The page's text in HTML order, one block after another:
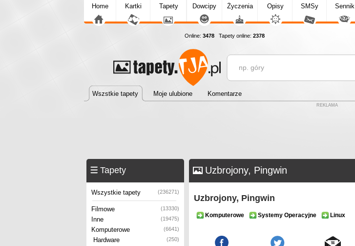
Home Kartki Tapety Dowcipy Życzenia Opisy SMSy Sennik
Online: 3478 Tapety online: 2378
Wszstkie tapety Moje ulubione Komentarze
REKLAMA
Tapety
Wszystkie tapety (236271)
Filmowe (13330)
Inne (19475)
Komputerowe (6641)
Hardware (250)
Uzbrojony, Pingwin
Uzbrojony, Pingwin
Komputerowe Systemy Operacyjne Linux